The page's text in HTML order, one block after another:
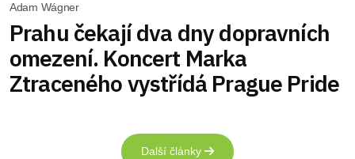
Adam Wágner
Prahu čekají dva dny dopravních
omezení. Koncert Marka
Ztraceného vystřídá Prague Pride
Další články